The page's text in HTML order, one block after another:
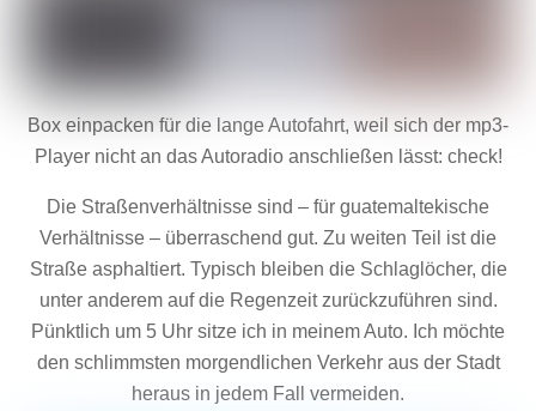
Box einpacken für die lange Autofahrt, weil sich der mp3-
Player nicht an das Autoradio anschließen lässt: check!
Die Straßenverhältnisse sind – für guatemaltekische
Verhältnisse – überraschend gut. Zu weiten Teil ist die
Straße asphaltiert. Typisch bleiben die Schlaglöcher, die
unter anderem auf die Regenzeit zurückzuführen sind.
Pünktlich um 5 Uhr sitze ich in meinem Auto. Ich möchte
den schlimmsten morgendlichen Verkehr aus der Stadt
heraus in jedem Fall vermeiden.